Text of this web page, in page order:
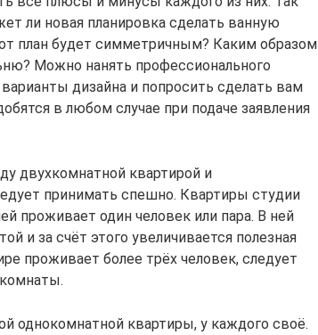
ли новая планировка сделать ванную
план будет симметричным? Каким образом
Можно нанять профессионального
дизайна и попросить сделать вам
в любом случае при подаче заявления
двухкомнатной квартирой и
принимать спешно. Квартиры студии
проживает один человек или пара. В ней
и за счёт этого увеличивается полезная
проживает более трёх человек, следует
однокомнатной квартиры, у каждого своё.